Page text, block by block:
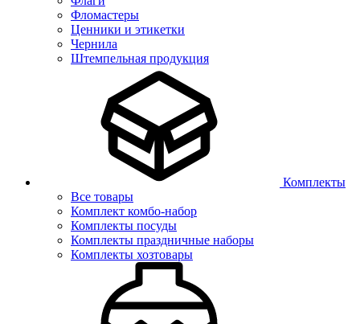
Фломастеры
Ценники и этикетки
Чернила
Штемпельная продукция
Комплекты
Все товары
Комплект комбо-набор
Комплекты посуды
Комплекты праздничные наборы
Комплекты хозтовары